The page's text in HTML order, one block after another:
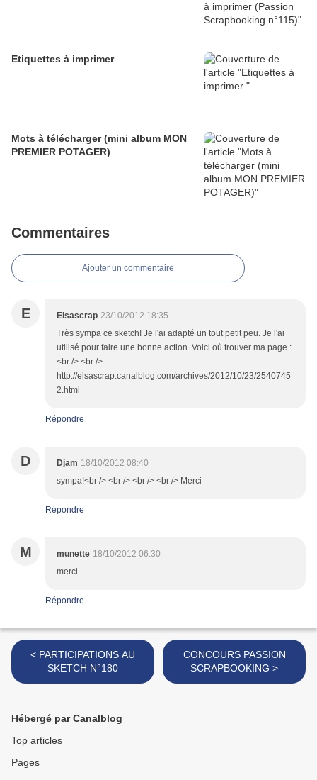
Etiquettes à imprimer
Mots à télécharger (mini album MON
PREMIER POTAGER)
Commentaires
Ajouter un commentaire
E Elsascrap 23/10/2012 18:35
Très sympa ce sketch! Je l'ai adapté un tout petit peu. Je l'ai
utilisé pour faire une bonne action. Voici où trouver ma page :
<br /> <br />
http://elsascrap.canalblog.com/archives/2012/10/23/2540745
2.html
Répondre
D Djam 18/10/2012 08:40
sympa!<br /> <br /> <br /> <br /> Merci
Répondre
M munette 18/10/2012 06:30
merci
Répondre
< PARTICIPATIONS AU
SKETCH N°180
CONCOURS PASSION
SCRAPBOOKING >
Hébergé par Canalblog
Top articles
Pages